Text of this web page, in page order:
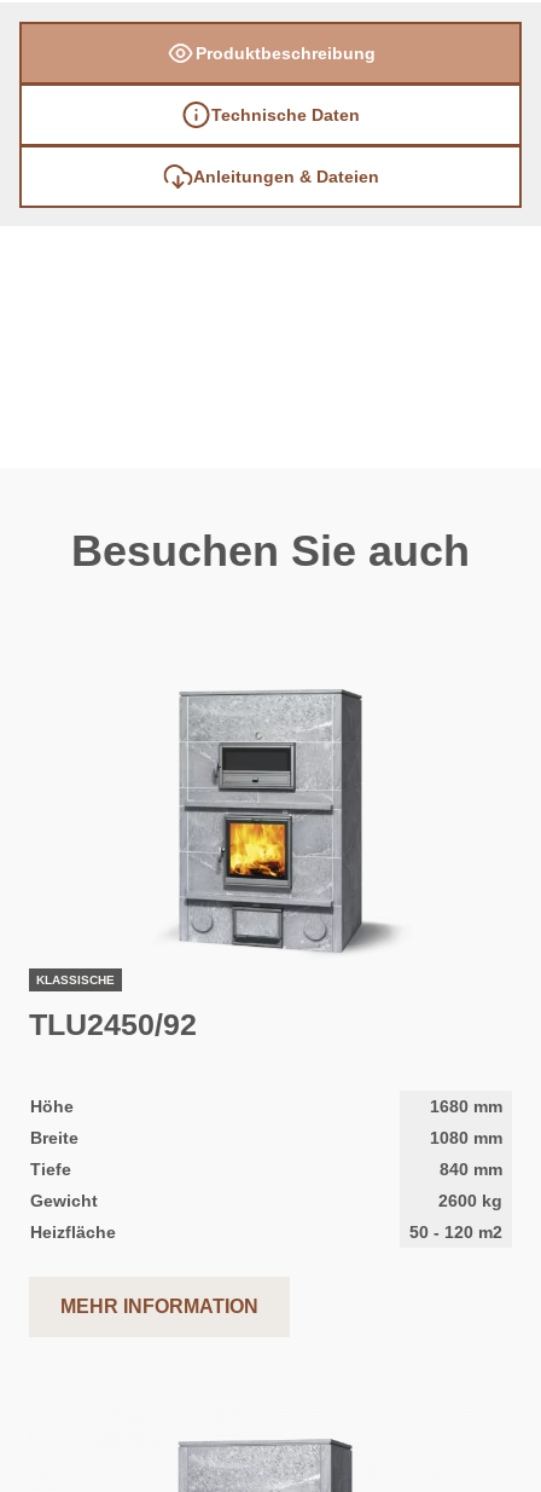
Produktbeschreibung
Technische Daten
Anleitungen & Dateien
Besuchen Sie auch
KLASSISCHE
TLU2450/92
Höhe 1680 mm
Breite
1080 mm
Tiefe
840 mm
Gewicht
2600 kg
Heizfläche
50 - 120 m2
MEHR INFORMATION